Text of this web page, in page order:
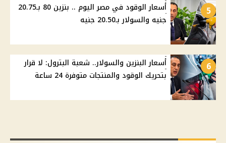
5
أسعار الوقود في مصر اليوم .. بنزين 80 بـ20.75
جنيه والسولار بـ20.50 جنيه
6
أسعار البنزين والسولار.. شعبة البترول: لا قرار
بتحريك الوقود والمنتجات متوفرة 24 ساعة